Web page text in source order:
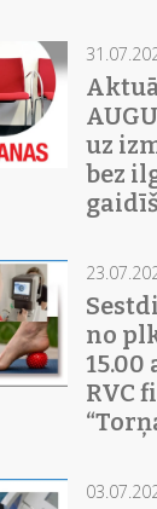
uz
bez
no
15.00
RVC